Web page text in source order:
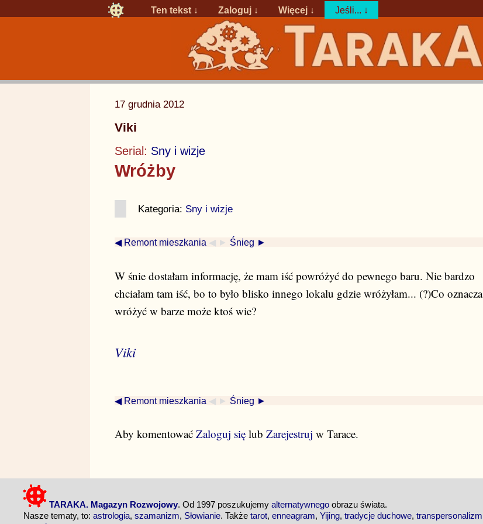
Ten tekst ↓ Zaloguj ↓ Więcej ↓ Jeśli... ↓
17 grudnia 2012
Viki
Serial: Sny i wizje
Wróżby
Kategoria: Sny i wizje
◀ Remont mieszkania ◀ ► Śnieg ►
W śnie dostałam informację, że mam iść powróżyć do pewnego baru. Nie bardzo
chciałam tam iść, bo to było blisko innego lokalu gdzie wróżyłam... (?)Co oznacza
wróżyć w barze może ktoś wie?
Viki
◀ Remont mieszkania ◀ ► Śnieg ►
Aby komentować Zaloguj się lub Zarejestruj w Tarace.
TARAKA. Magazyn Rozwojowy. Od 1997 poszukujemy alternatywnego obrazu świata.
Nasze tematy, to: astrologia, szamanizm, Słowianie. Także tarot, enneagram, Yijing, tradycje duchowe, transpersonalizm